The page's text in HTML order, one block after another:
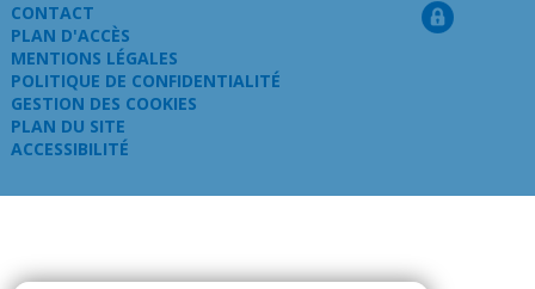
CONTACT
PLAN D'ACCÈS
MENTIONS LÉGALES
POLITIQUE DE CONFIDENTIALITÉ
GESTION DES COOKIES
PLAN DU SITE
ACCESSIBILITÉ